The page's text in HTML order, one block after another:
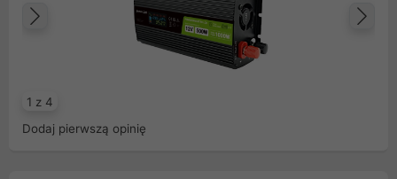
1 z 4
Poprzedni
Dodaj pierwszą opinię